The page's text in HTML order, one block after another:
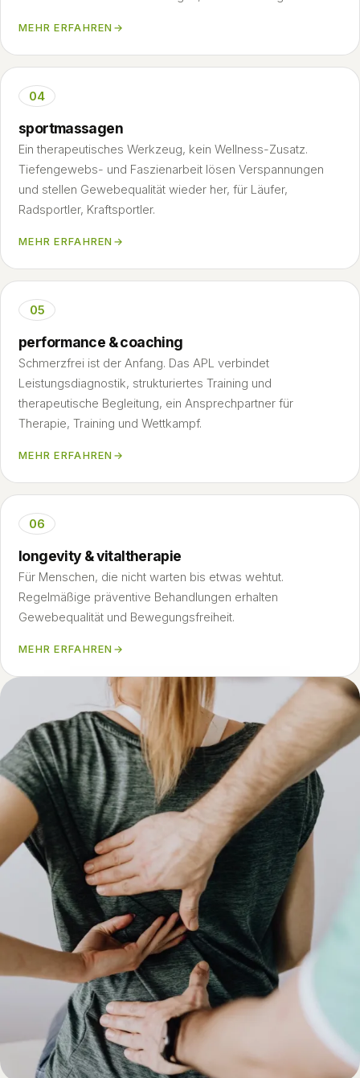
MEHR ERFAHREN →
04
sportmassagen
Ein therapeutisches Werkzeug, kein Wellness-Zusatz.
Tiefengewebs- und Faszienarbeit lösen Verspannungen
und stellen Gewebequalität wieder her, für Läufer,
Radsportler, Kraftsportler.
MEHR ERFAHREN →
05
performance & coaching
Schmerzfrei ist der Anfang. Das APL verbindet
Leistungsdiagnostik, strukturiertes Training und
therapeutische Begleitung, ein Ansprechpartner für
Therapie, Training und Wettkampf.
MEHR ERFAHREN →
06
longevity & vitaltherapie
Für Menschen, die nicht warten bis etwas wehtut.
Regelmäßige präventive Behandlungen erhalten
Gewebequalität und Bewegungsfreiheit.
MEHR ERFAHREN →